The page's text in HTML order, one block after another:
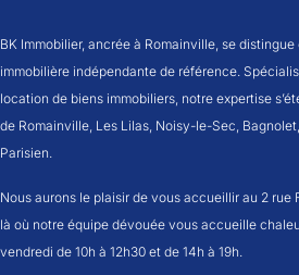
BK Immobilier, ancrée à Romainville, se distingue
immobilière indépendante de référence.
location de biens immobiliers, notre expertise
de Romainville, Les Lilas, Noisy-le-Sec,
Parisien.
Nous aurons le plaisir de vous accueillir au 2 rue
là où notre équipe dévouée vous accueille
vendredi de 10h à 12h30 et de 14h à 19h.